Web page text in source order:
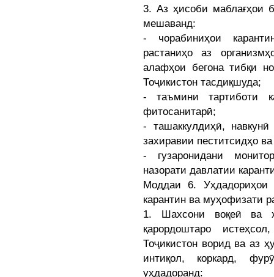
3. Аз ҳисоби маблағҳои
мешаванд:
- чорабиниҳои
растаниҳо аз
алафҳои бегона тибқи
Тоҷикистон тасдиқшуда;
- таъмини тартиботи
фитосанитарӣ;
- ташаккулдиҳӣ,
захиравии пеститсидҳо
- гузаронидани
назорати давлатии
Моддаи 6. Уҳдадориҳои
карантин ва муҳофизати
1. Шахсони воқеӣ ва
қарордоштаро
Тоҷикистон ворид ва аз
интиқол, коркард,
уҳдадоранд: